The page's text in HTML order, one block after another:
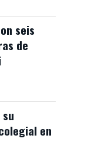
seis
de
en